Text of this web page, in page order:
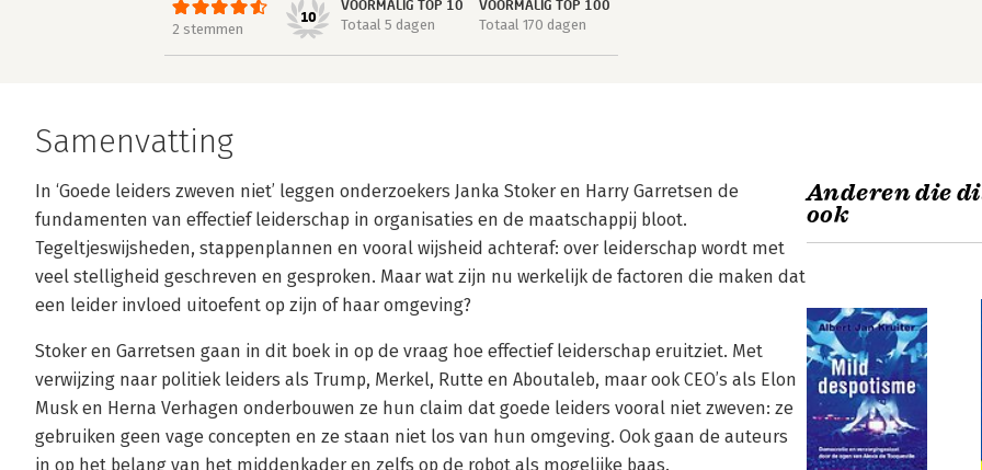
2 stemmen
10
VOORMALIG TOP 10
Totaal 5 dagen
VOORMALIG TOP 100
Totaal 170 dagen
Samenvatting
In ‘Goede leiders zweven niet’ leggen onderzoekers Janka Stoker en Harry Garretsen de
fundamenten van effectief leiderschap in organisaties en de maatschappij bloot.
Tegeltjeswijsheden, stappenplannen en vooral wijsheid achteraf: over leiderschap wordt met
veel stelligheid geschreven en gesproken. Maar wat zijn nu werkelijk de factoren die maken dat
een leider invloed uitoefent op zijn of haar omgeving?
Stoker en Garretsen gaan in dit boek in op de vraag hoe effectief leiderschap eruitziet. Met
verwijzing naar politiek leiders als Trump, Merkel, Rutte en Aboutaleb, maar ook CEO’s als Elon
Musk en Herna Verhagen onderbouwen ze hun claim dat goede leiders vooral niet zweven: ze
gebruiken geen vage concepten en ze staan niet los van hun omgeving. Ook gaan de auteurs
in op het belang van het middenkader en zelfs op de robot als mogelijke baas.
Anderen die
ook